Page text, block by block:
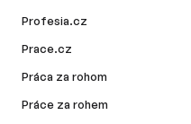
Profesia.cz
Prace.cz
Práca za rohom
Práce za rohem